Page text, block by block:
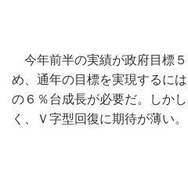
今年前半の実績が政府目標
め、通年の目標を実現するに
の６％台成長が必要だ。しか
く、Ｖ字型回復に期待が薄い。